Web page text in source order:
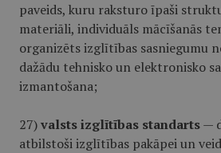
paveids, kuru raksturo īpaši
materiāli, individuāls mācīšanās
organizēts izglītības sasniegumu
dažādu tehnisko un elektronisko
izmantošana;
27)valsts izglītības standarts—
atbilstoši izglītības pakāpei un